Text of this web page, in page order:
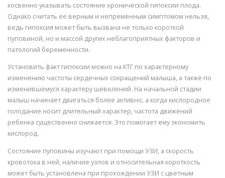
косвенно указывать состояние хронической гипоксии плода.
Однако считать ее верным и непременным симптомом нельзя,
ведь гипоксия может быть вызвана не только короткой
пуповиной, но и массой других неблагоприятных факторов и
патологий беременности.
Установить факт гипоксии можно на КТГ по характерному
изменению частоты сердечных сокращений малыша, а также по
изменившемуся характеру шевелений. На начальной стадии
малыш начинает двигаться более активно, а когда кислородное
голодание носит длительный характер, частота движений
ребенка существенно снижается. Это помогает ему экономить
кислород.
Состояние пуповины изучают при помощи УЗИ, а скорость
кровотока в ней, наличие узлов и относительная короткость
может быть установлена при прохождении УЗИ с цветным